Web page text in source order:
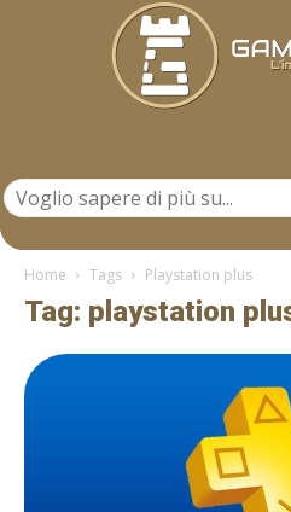
Home Tags Playstation plus
Tag: playstation